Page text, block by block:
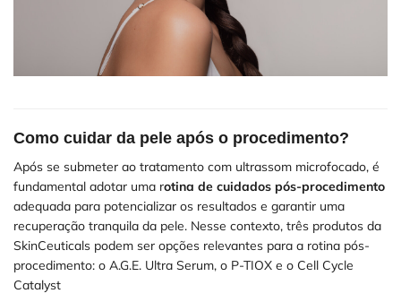
Como cuidar da pele após o procedimento?
Após se submeter ao tratamento com ultrassom microfocado, é
fundamental adotar uma rotina de cuidados pós-procedimento
adequada para potencializar os resultados e garantir uma
recuperação tranquila da pele. Nesse contexto, três produtos da
SkinCeuticals podem ser opções relevantes para a rotina pós-
procedimento: o A.G.E. Ultra Serum, o P-TIOX e o Cell Cycle
Catalyst